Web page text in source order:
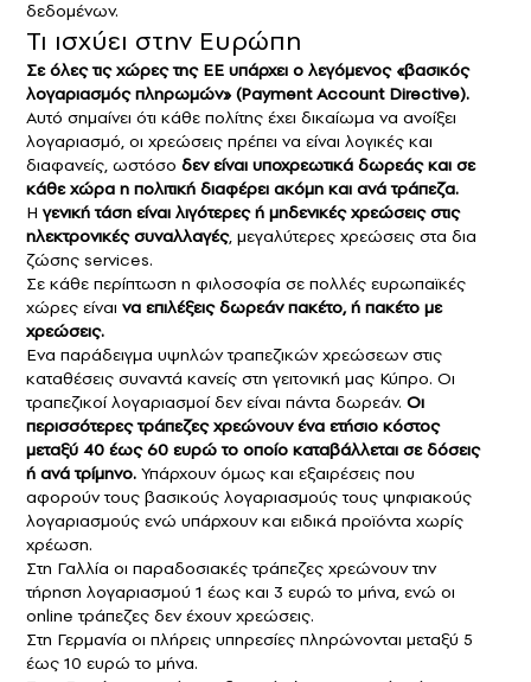
δεδομένων.
Τι ισχύει στην Ευρώπη
Σε όλες τις χώρες της ΕΕ υπάρχει ο λεγόμενος «βασικός
λογαριασμός πληρωμών» (Payment Account Directive).
Αυτό σημαίνει ότι κάθε πολίτης έχει δικαίωμα να ανοίξει
λογαριασμό, οι χρεώσεις πρέπει να είναι λογικές και
διαφανείς, ωστόσο δεν είναι υποχρεωτικά δωρεάς και σε
κάθε χώρα η πολιτική διαφέρει ακόμη και ανά τράπεζα.
Η γενική τάση είναι λιγότερες ή μηδενικές χρεώσεις στις
ηλεκτρονικές συναλλαγές, μεγαλύτερες χρεώσεις στα δια
ζώσης services.
Σε κάθε περίπτωση η φιλοσοφία σε πολλές ευρωπαϊκές
χώρες είναι να επιλέξεις δωρεάν πακέτο, ή πακέτο με
χρεώσεις.
Eνα παράδειγμα υψηλών τραπεζικών χρεώσεων στις
καταθέσεις συναντά κανείς στη γειτονική μας Κύπρο. Oι
τραπεζικοί λογαριασμοί δεν είναι πάντα δωρεάν. Οι
περισσότερες τράπεζες χρεώνουν ένα ετήσιο κόστος
μεταξύ 40 έως 60 ευρώ το οποίο καταβάλλεται σε δόσεις
ή ανά τρίμηνο. Υπάρχουν όμως και εξαιρέσεις που
αφορούν τους βασικούς λογαριασμούς τους ψηφιακούς
λογαριασμούς ενώ υπάρχουν και ειδικά προϊόντα χωρίς
χρέωση.
Στη Γαλλία οι παραδοσιακές τράπεζες χρεώνουν την
τήρηση λογαριασμού 1 έως και 3 ευρώ το μήνα, ενώ οι
online τράπεζες δεν έχουν χρεώσεις.
Στη Γερμανία οι πλήρεις υπηρεσίες πληρώνονται μεταξύ 5
έως 10 ευρώ το μήνα.